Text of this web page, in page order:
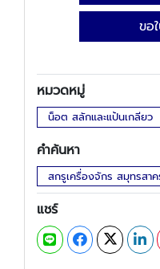
ขอ
หมวดหมู่
น็อต สลักและแป้นเกลียว
คำค้นหา
สกรูเครื่องจักร สมุทรสาค
แชร์